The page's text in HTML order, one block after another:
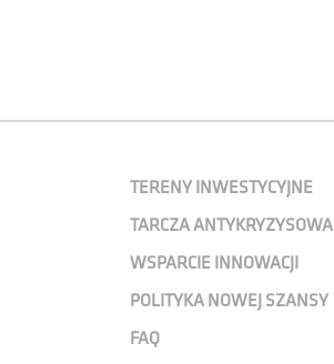
TERENY INWESTYCYJNE
TARCZA ANTYKRYZYSOWA
WSPARCIE INNOWACJI
POLITYKA NOWEJ SZANSY
FAQ